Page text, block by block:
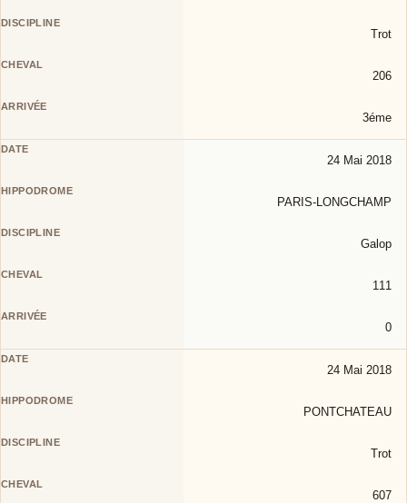
Trot
206
3éme
24 Mai 2018
PARIS-LONGCHAMP
Galop
111
0
24 Mai 2018
PONTCHATEAU
Trot
607